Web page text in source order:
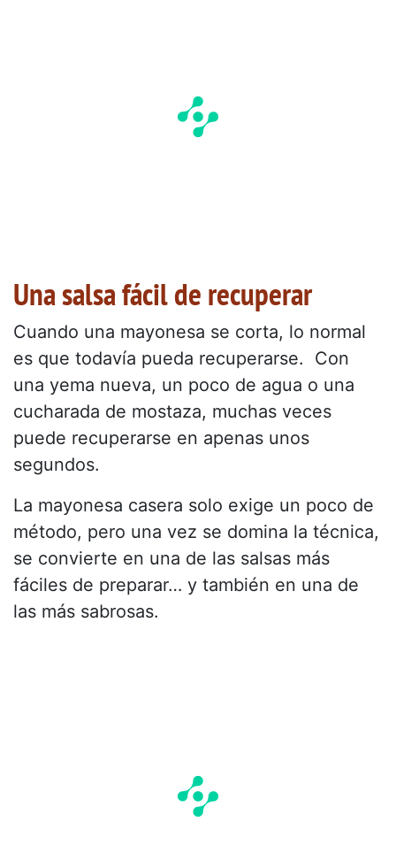
Una salsa fácil de recuperar
Cuando una mayonesa se corta, lo normal
es que todavía pueda recuperarse. Con
una yema nueva, un poco de agua o una
cucharada de mostaza, muchas veces
puede recuperarse en apenas unos
segundos.
La mayonesa casera solo exige un poco de
método, pero una vez se domina la técnica,
se convierte en una de las salsas más
fáciles de preparar… y también en una de
las más sabrosas.